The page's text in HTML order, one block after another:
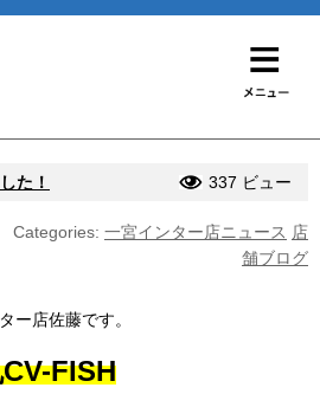
た！ 337 ビュー
Categories: 一宮インター店ニュース 店
舗ブログ
ー店佐藤です。
FISH